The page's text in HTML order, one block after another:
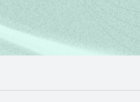
1,88
2,94 3,32